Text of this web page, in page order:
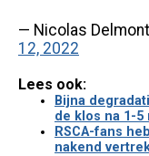
— Nicolas
12, 2022
Lees ook:
Bijna
de klos na 1-5
RSCA-fans
nakend